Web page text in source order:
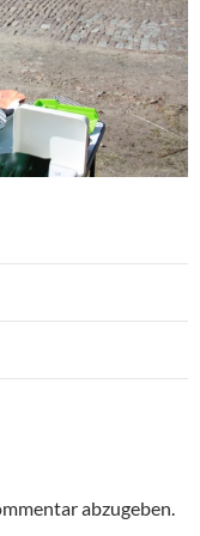
abzugeben.